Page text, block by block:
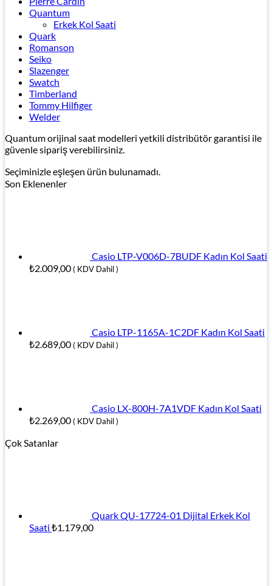
Quantum
Erkek Kol Saati
Quark
Romanson
Seiko
Slazenger
Swatch
Timberland
Tommy Hilfiger
Welder
Quantum orijinal saat modelleri yetkili distribütör garantisi ile
güvenle sipariş verebilirsiniz.
Seçiminizle eşleşen ürün bulunamadı.
Son Eklenenler
Casio LTP-V006D-7BUDF Kadın Kol Saati
₺2.009,00( KDV Dahil )
Casio LTP-1165A-1C2DF Kadın Kol Saati
₺2.689,00( KDV Dahil )
Casio LX-800H-7A1VDF Kadın Kol Saati
₺2.269,00( KDV Dahil )
Çok Satanlar
Quark QU-17724-01 Dijital Erkek Kol
Saati ₺1.179,00